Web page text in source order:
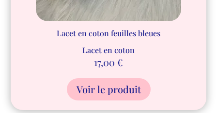
Lacet en coton feuilles bleues
Lacet en coton
17,00 €
Voir le produit